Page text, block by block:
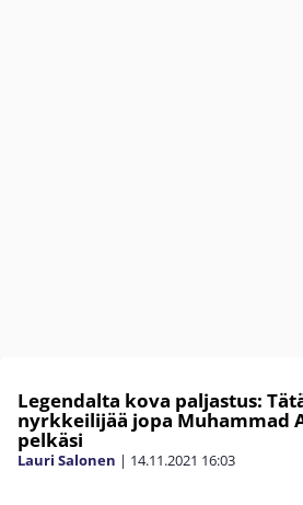
Legendalta kova paljastus:
nyrkkeilijää jopa Muhammad
pelkäsi
Lauri Salonen | 14.11.2021 16:03